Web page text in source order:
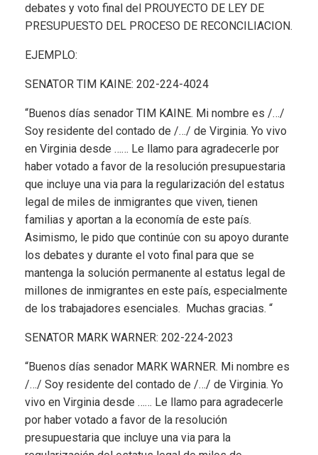
debates y voto final del PROUYECTO DE LEY DE
PRESUPUESTO DEL PROCESO DE RECONCILIACION.
EJEMPLO:
SENATOR TIM KAINE: 202-224-4024
“Buenos días senador TIM KAINE. Mi nombre es /…/
Soy residente del contado de /…/ de Virginia. Yo vivo
en Virginia desde …… Le llamo para agradecerle por
haber votado a favor de la resolución presupuestaria
que incluye una via para la regularización del estatus
legal de miles de inmigrantes que viven, tienen
familias y aportan a la economía de este país.
Asimismo, le pido que continúe con su apoyo durante
los debates y durante el voto final para que se
mantenga la solución permanente al estatus legal de
millones de inmigrantes en este país, especialmente
de los trabajadores esenciales. Muchas gracias. “
SENATOR MARK WARNER: 202-224-2023
“Buenos días senador MARK WARNER. Mi nombre es
/…/ Soy residente del contado de /…/ de Virginia. Yo
vivo en Virginia desde …… Le llamo para agradecerle
por haber votado a favor de la resolución
presupuestaria que incluye una via para la